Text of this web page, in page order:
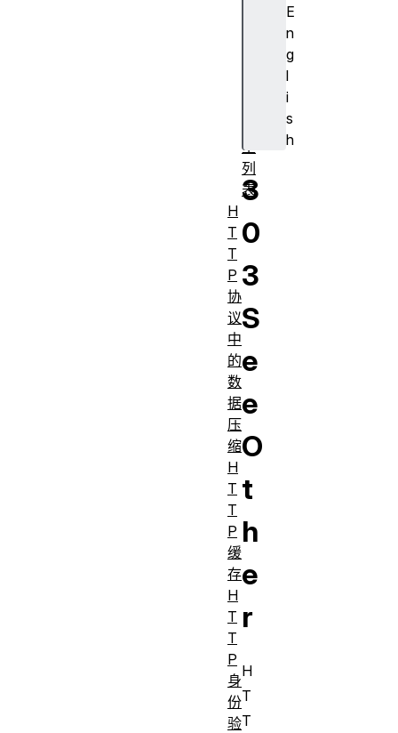
E
n
g
l
i
s
h
3
0
3
S
e
e
O
t
h
e
r
H
T
T
型
列
表
H
T
T
P
协
议
中
的
数
据
压
缩
H
T
T
P
缓
存
H
T
T
P
身
份
验